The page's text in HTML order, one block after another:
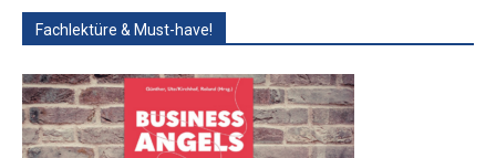
Fachlektüre & Must-have!